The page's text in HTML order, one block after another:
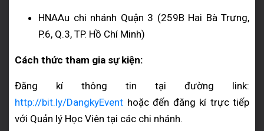
HNAAu chi nhánh Quận 3 (259B Hai Bà Trưng,
P.6, Q.3, TP. Hồ Chí Minh)
Cách thức tham gia sự kiện:
Đăng kí thông tin tại đường link:
http://bit.ly/DangkyEvent hoặc đến đăng kí trực tiếp
với Quản lý Học Viên tại các chi nhánh.